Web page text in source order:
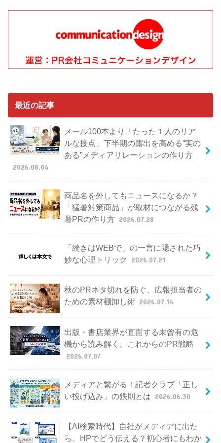
最近の記事
メール100本より「たった１人のリア
ルな接点」下半期の露出を高める“実の
ある”メディアリレーションの作り方
2026.08.04
商品名を外してもニュースになるか？
「猛暑対策商品」が取材につながる残
暑PRの作り方 2026.07.28
「続きはWEBで」の一言に隠された巧
妙な心理トリック
2026.07.21
秋のPRネタ切れを防ぐ、広報担当者の
ための素材棚卸し術 2026.07.14
出版・書店業界が直面する未曾有の危
機から読み解く、これからのPR戦略
2026.07.07
メディアと繋がる！記者クラブ「正し
い投げ込み」の鉄則とは 2026.06.30
【AI検索時代】自社がメディアに出た
ら、HPでどう伝える？初心者にもわか